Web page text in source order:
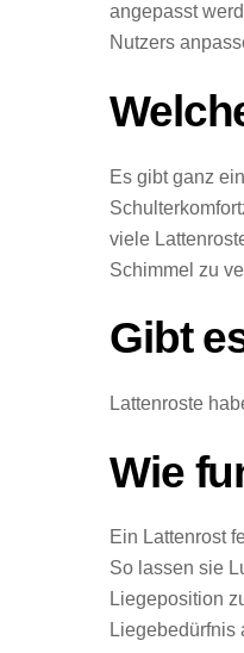
angepasst
Nutzers
Es gibt ganz
viele
Schimmel zu
Gibt
Lattenroste
Wie
Ein Lattenrost
So lassen sie
Liegeposition
Liegebedürfnis